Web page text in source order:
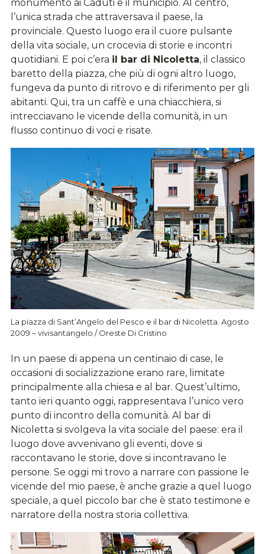
l’unica strada che attraversava il paese, la
provinciale. Questo luogo era il cuore pulsante
della vita sociale, un crocevia di storie e incontri
quotidiani. E poi c’era il bar di Nicoletta, il classico
baretto della piazza, che più di ogni altro luogo,
fungeva da punto di ritrovo e di riferimento per gli
abitanti. Qui, tra un caffè e una chiacchiera, si
intrecciavano le vicende della comunità, in un
flusso continuo di voci e risate.
La piazza di Sant’Angelo del Pesco e il bar di Nicoletta. Agosto
2009 – vivisantangelo / Oreste Di Cristino
In un paese di appena un centinaio di case, le
occasioni di socializzazione erano rare, limitate
principalmente alla chiesa e al bar. Quest’ultimo,
tanto ieri quanto oggi, rappresentava l’unico vero
punto di incontro della comunità. Al bar di
Nicoletta si svolgeva la vita sociale del paese: era il
luogo dove avvenivano gli eventi, dove si
raccontavano le storie, dove si incontravano le
persone. Se oggi mi trovo a narrare con passione le
vicende del mio paese, è anche grazie a quel luogo
speciale, a quel piccolo bar che è stato testimone e
narratore della nostra storia collettiva.